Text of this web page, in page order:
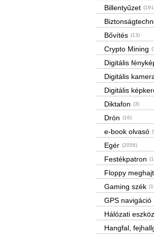
Billentyűzet
Bővítés (13)
Crypto Mining
Digitális
Digitális
Digitális
Diktafon (3)
Drón (16)
e-book olvasó
Egér (2056)
Festékpatron
Floppy
Gaming szék
GPS navigáció
Hálózati eszköz
Hangfal,